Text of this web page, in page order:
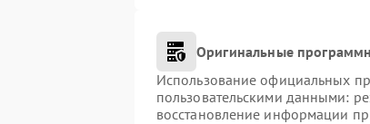
Оригинальные
Использование официальных
пользовательскими данными:
восстановление информации